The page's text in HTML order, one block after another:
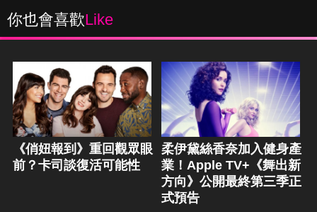
你也會喜歡Like
《俏妞報到》重回觀眾眼
前？卡司談復活可能性
柔伊黛絲香奈加入健身產
業！Apple TV+《舞出新
方向》公開最終第三季正
式預告